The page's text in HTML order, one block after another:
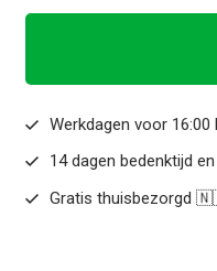
Werkdagen voor
14 dagen bedenktijd
Gratis